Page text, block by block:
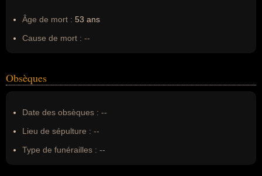
Âge de mort : 53 ans
Cause de mort : --
Obsèques
Date des obsèques : --
Lieu de sépulture : --
Type de funérailles : --